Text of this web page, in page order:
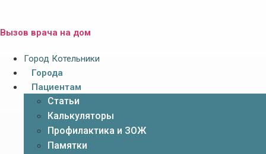
Вызов врача на дом
Город Котельники
Города
Пациентам
Статьи
Калькуляторы
Профилактика и ЗОЖ
Памятки